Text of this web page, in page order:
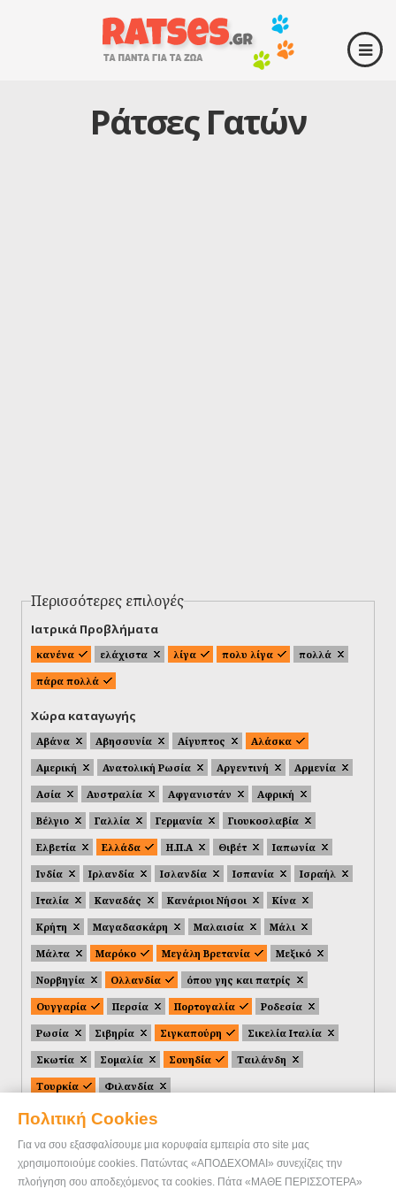
Πολιτική Cookies
Για να σου εξασφαλίσουμε μια κορυφαία εμπειρία στο site μας
χρησιμοποιούμε cookies. Πατώντας «ΑΠΟΔΕΧΟΜΑΙ» συνεχίζεις την
πλοήγηση σου αποδεχόμενος τα cookies. Πάτα «ΜΑΘΕ ΠΕΡΙΣΣΟΤΕΡΑ»
Ράτσες Γατών
Περισσότερες επιλογές
Ιατρικά Προβλήματα
κανένα ελάχιστα λίγα πολυ λίγα
πολλά
πάρα πολλά
Χώρα καταγωγής
Αβάνα Αβησσυνία Αίγυπτος
Αλάσκα
Αμερική
Ανατολική Ρωσία Αργεντινή
Αρμενία
Ασία
Αυστραλία Αφγανιστάν
Αφρική
Βέλγιο
Γαλλία Γερμανία
Γιουκοσλαβία
Ελβετία
Ελλάδα Η.Π.Α Θιβέτ
Ιαπωνία
Ινδία
Ιρλανδία Ισλανδία Ισπανία
Ισραήλ
Ιταλία
Καναδάς Κανάριοι Νήσοι
Κίνα
Κρήτη
Μαγαδασκάρη Μαλαισία
Μάλι
Μάλτα
Μαρόκο Μεγάλη Βρετανία
Μεξικό
Νορβηγία
Ολλανδία
όπου γης και πατρίς
Ουγγαρία
Περσία Πορτογαλία
Ροδεσία
Ρωσία
Σιβηρία Σιγκαπούρη
Σικελία Ιταλία
Σκωτία
Σομαλία Σουηδία
Ταιλάνδη
Τουρκία
Φιλανδία